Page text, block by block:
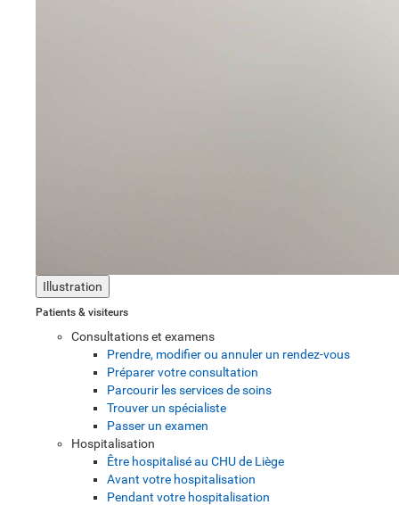
Illustration
Patients & visiteurs
Consultations et examens
Prendre, modifier ou annuler un rendez-vous
Préparer votre consultation
Parcourir les services de soins
Trouver un spécialiste
Passer un examen
Hospitalisation
Être hospitalisé au CHU de Liège
Avant votre hospitalisation
Pendant votre hospitalisation